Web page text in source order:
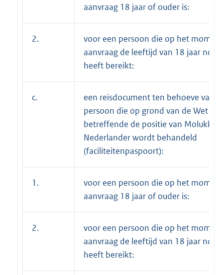
aanvraag 18 jaar of ouder is:
2.
voor een persoon die op het
aanvraag de leeftijd van 18 jaar nog
heeft bereikt:
c.
een reisdocument ten behoeve van
persoon die op grond van de Wet
betreffende de positie van
Nederlander wordt behandeld
(faciliteitenpaspoort):
1.
voor een persoon die op het
aanvraag 18 jaar of ouder is:
2.
voor een persoon die op het
aanvraag de leeftijd van 18 jaar nog
heeft bereikt: